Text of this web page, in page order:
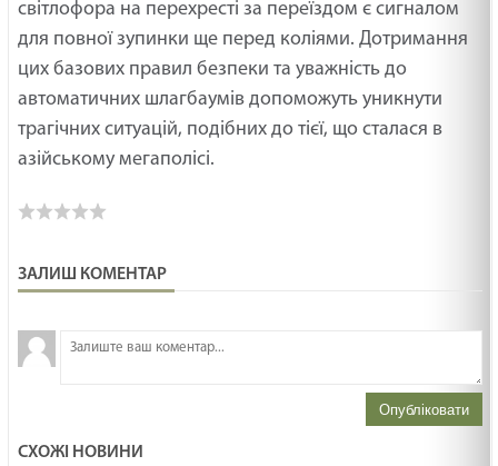
світлофора на перехресті за переїздом є сигналом
для повної зупинки ще перед коліями. Дотримання
цих базових правил безпеки та уважність до
автоматичних шлагбаумів допоможуть уникнути
трагічних ситуацій, подібних до тієї, що сталася в
азійському мегаполісі.
ЗАЛИШ КОМЕНТАР
Опубліковати
СХОЖІ НОВИНИ